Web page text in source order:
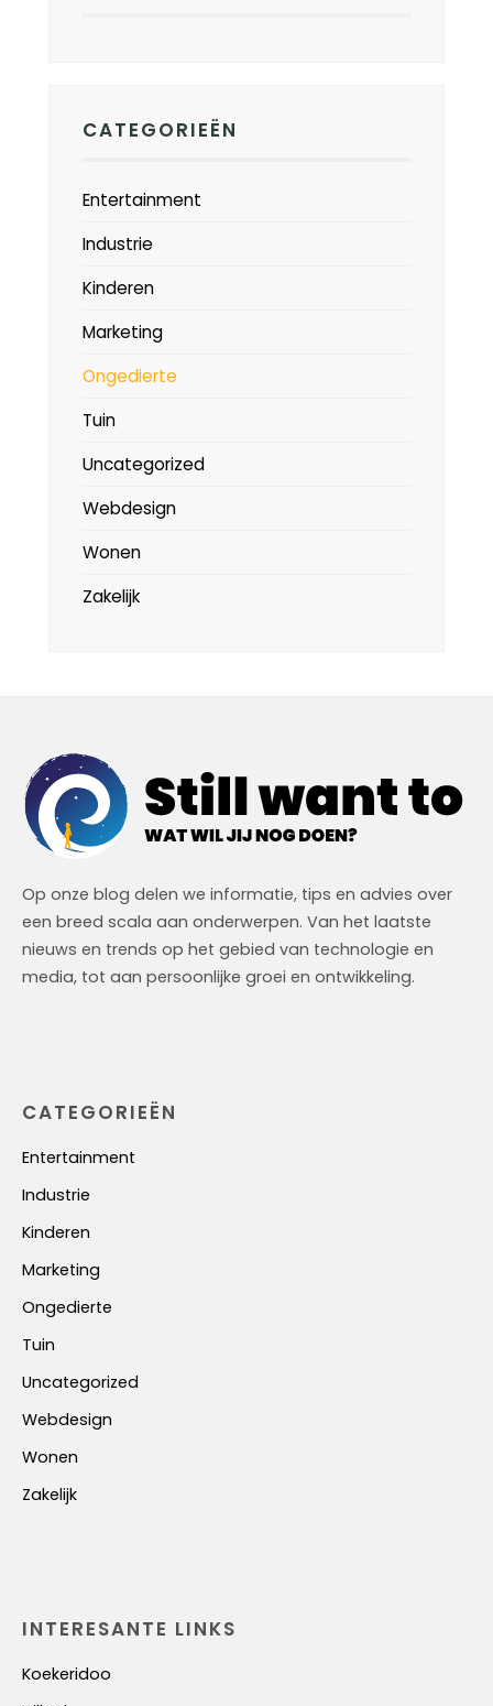
CATEGORIEËN
Entertainment
Industrie
Kinderen
Marketing
Ongedierte
Tuin
Uncategorized
Webdesign
Wonen
Zakelijk
Op onze blog delen we informatie, tips en advies over
een breed scala aan onderwerpen. Van het laatste
nieuws en trends op het gebied van technologie en
media, tot aan persoonlijke groei en ontwikkeling.
CATEGORIEËN
Entertainment
Industrie
Kinderen
Marketing
Ongedierte
Tuin
Uncategorized
Webdesign
Wonen
Zakelijk
INTERESANTE LINKS
Koekeridoo